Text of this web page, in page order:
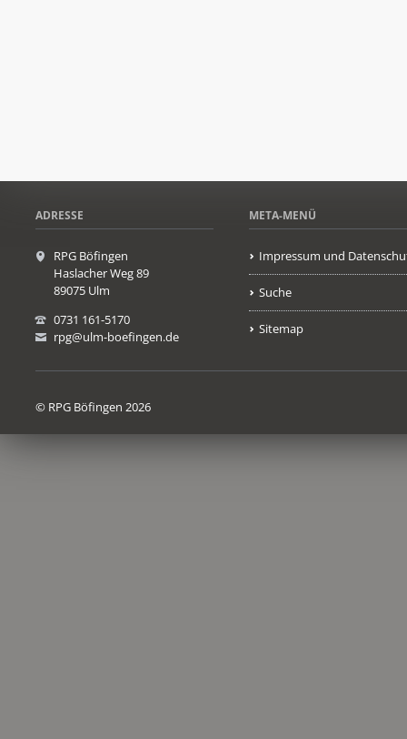
ADRESSE
RPG Böfingen
Haslacher Weg 89
89075 Ulm
0731 161-5170
rpg@ulm-boefingen.de
META-MENÜ
Impressum und
Suche
Sitemap
© RPG Böfingen 2026